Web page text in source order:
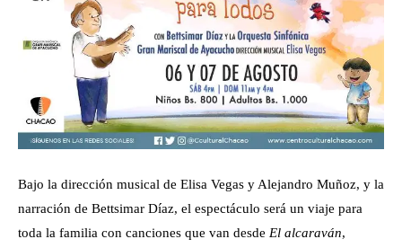
Bajo la dirección musical de Elisa Vegas y Alejandro Muñoz, y la
narración de Bettsimar Díaz, el espectáculo será un viaje para
toda la familia con canciones que van desde El alcaraván,